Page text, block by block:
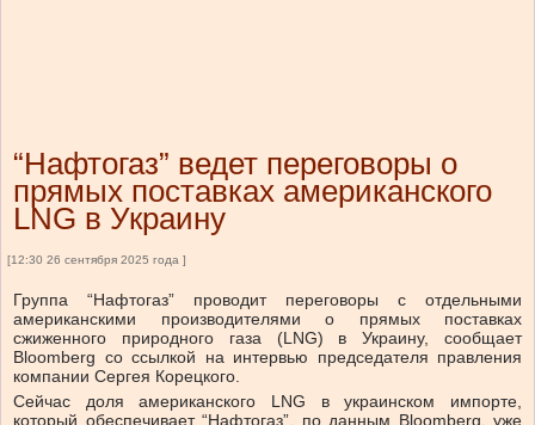
“Нафтогаз” ведет переговоры о
прямых поставках американского
LNG в Украину
[12:30 26 сентября 2025 года ]
Группа “Нафтогаз” проводит переговоры с отдельными
американскими производителями о прямых поставках
сжиженного природного газа (LNG) в Украину, сообщает
Bloomberg со ссылкой на интервью председателя правления
компании Сергея Корецкого.
Сейчас доля американского LNG в украинском импорте,
который обеспечивает “Нафтогаз”, по данным Bloomberg, уже